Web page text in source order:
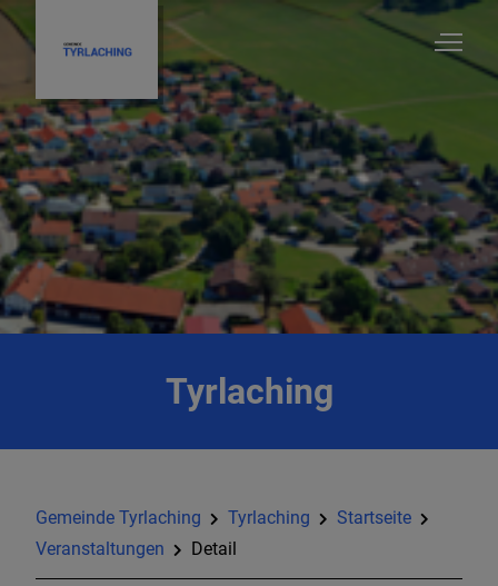
Tyrlaching
Gemeinde Tyrlaching Tyrlaching
Startseite
Veranstaltungen
Detail